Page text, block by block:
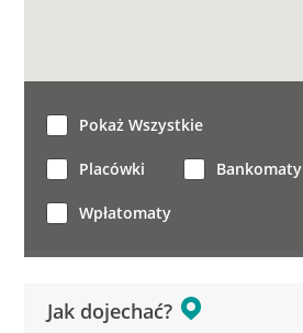
Jak dojechać?
Pokaż Wszystkie
Placówki Bankomaty
Wpłatomaty